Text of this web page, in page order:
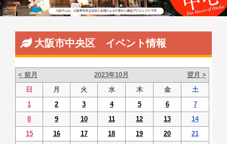
大阪市中央区 イベント情報
< 前月 2023年10月
翌月 >
日
月 火 水 木 金
土
1
2 3 4 5 6
7
8
9 10 11 12 13
14
15
16 17 18 19 20
21